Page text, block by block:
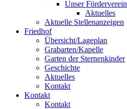
Unser Förderverein
Aktuelles
Aktuelle Stellenanzeigen
Friedhof
Übersicht/Lageplan
Grabarten/Kapelle
Garten der Sternenkinder
Geschichte
Aktuelles
Kontakt
Kontakt
Kontakt